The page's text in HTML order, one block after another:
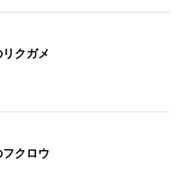
クガメ
クロウ